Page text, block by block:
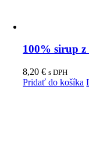
100% sirup
8,20€ s DPH
Pridať do košíka